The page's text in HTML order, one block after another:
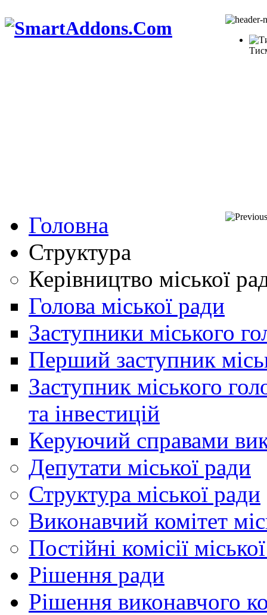
Головна
Структура
Керівництво міської
Голова міської ради
Заступники міського
Перший заступник
Заступник міського
та інвестицій
Керуючий справами
Депутати міської ради
Структура міської ради
Виконавчий комітет
Постійні комісії
Рішення ради
Рішення виконавчого